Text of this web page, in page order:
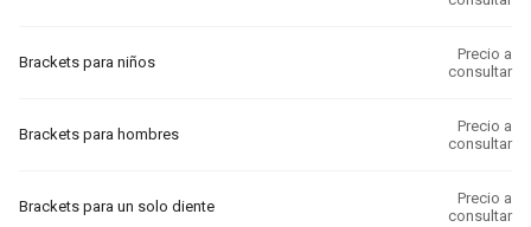
Brackets para niños
Precio a
consultar
Brackets para hombres
Precio a
consultar
Brackets para un solo diente
Precio a
consultar